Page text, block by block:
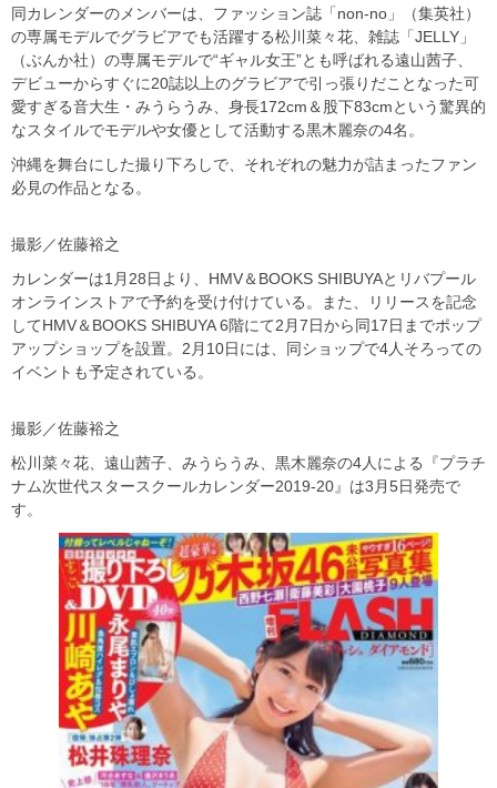
同カレンダーのメンバーは、ファッション誌「non-no」（集英社）
の専属モデルでグラビアでも活躍する松川菜々花、雑誌「JELLY」
（ぶんか社）の専属モデルで“ギャル女王”とも呼ばれる遠山茜子、
デビューからすぐに20誌以上のグラビアで引っ張りだことなった可
愛すぎる音大生・みうらうみ、身長172cm＆股下83cmという驚異的
なスタイルでモデルや女優として活動する黒木麗奈の4名。
沖縄を舞台にした撮り下ろしで、それぞれの魅力が詰まったファン
必見の作品となる。
撮影／佐藤裕之
カレンダーは1月28日より、HMV＆BOOKS SHIBUYAとリバプール
オンラインストアで予約を受け付けている。また、リリースを記念
してHMV＆BOOKS SHIBUYA 6階にて2月7日から同17日までポップ
アップショップを設置。2月10日には、同ショップで4人そろっての
イベントも予定されている。
撮影／佐藤裕之
松川菜々花、遠山茜子、みうらうみ、黒木麗奈の4人による『プラチ
ナム次世代スタースクールカレンダー2019-20』は3月5日発売で
す。